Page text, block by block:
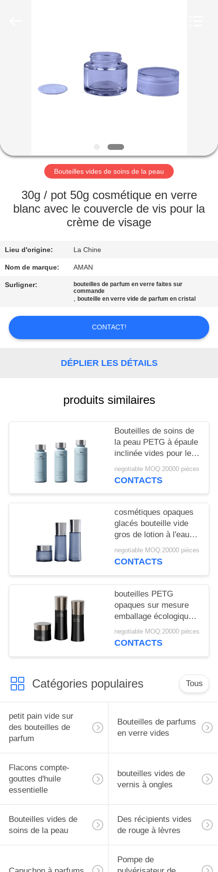
PRODUITS
LE
SPECTACLE
NOUS
VISITE
L'USINE
CONTACTEZ-
NOUVELLES
DEMANDEZ
PLAN
DU
PRIVACY
POLICY
Bouteilles vides de soins de la peau
30g / pot 50g cosmétique en verre
blanc avec le couvercle de vis pour la
crème de visage
Lieu d'origine: La Chine
Nom de marque: AMAN
Surligner:
bouteilles de parfum en verre faites sur
commande
,bouteille en verre vide de parfum en cristal
CONTACT!
DÉPLIER LES DÉTAILS
produits similaires
Bouteilles de soins de
la peau PETG à épaule
inclinée vides pour les
marques haut de
gamme avec
20 000 MOQ
negotiable MOQ:20000 pièces
CONTACTS
cosmétiques opaques
glacés bouteille vide
gros de lotion à l'eau
crème de taille dédiée
bouteille 20 dents
negotiable MOQ:20000 pièces
CONTACTS
bouteilles PETG
opaques sur mesure
emballage écologique
de crème
negotiable MOQ:20000 pièces
CONTACTS
Catégories populaires Tous
petit pain vide sur
des bouteilles de
parfum
Bouteilles de parfums
en verre vides
Flacons compte-
gouttes d'huile
essentielle
bouteilles vides de
vernis à ongles
Bouteilles vides de
soins de la peau
Des récipients vides
de rouge à lèvres
Pompe de